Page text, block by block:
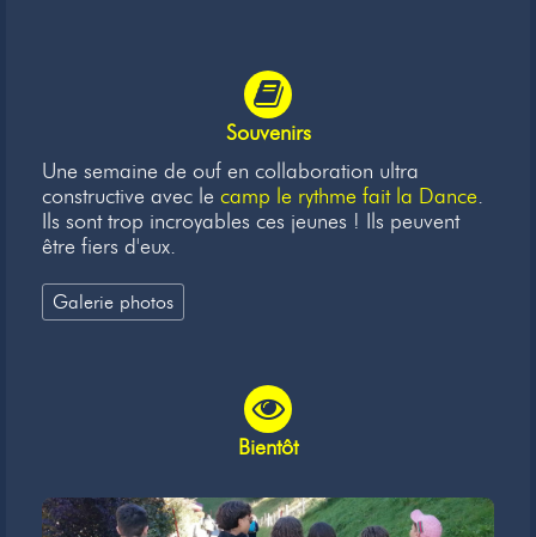
Souvenirs
Une semaine de ouf en collaboration ultra
constructive avec le camp le rythme fait la Dance.
Ils sont trop incroyables ces jeunes ! Ils peuvent
être fiers d'eux.
Galerie photos
Bientôt